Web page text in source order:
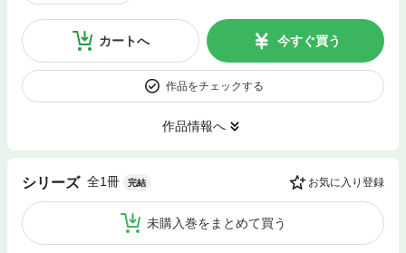
カートへ 今すぐ買う
作品をチェックする
作品情報へ
シリーズ 全1冊 完結 お気に入り登録
未購入巻をまとめて買う